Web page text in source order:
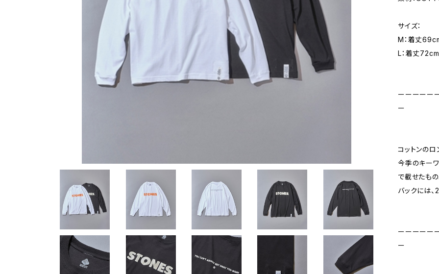
サイズ：
M：着丈
L：着丈
ーーーーー
ー
コットンのロ
今季のキー
で載せたもの
バックには
ーーーーー
ー